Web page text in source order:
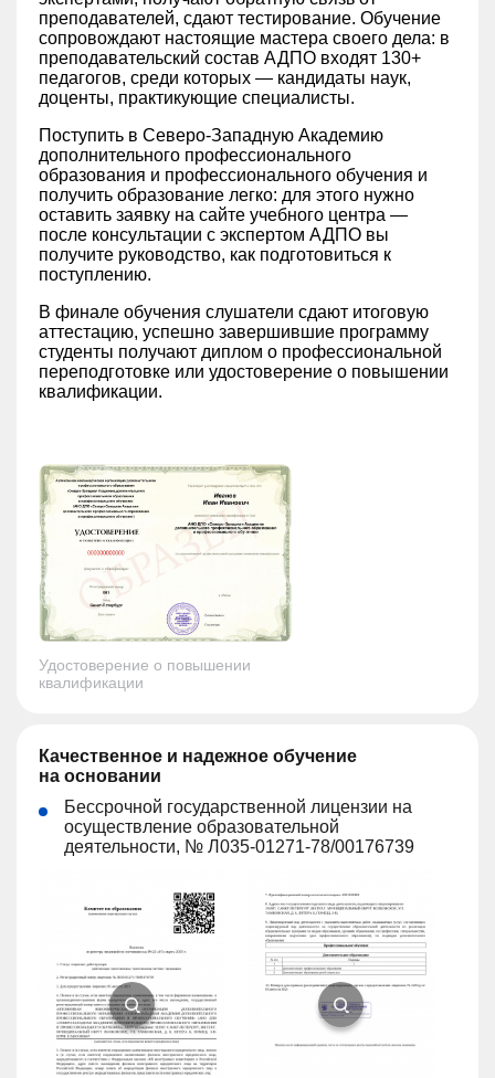
преподавателей, сдают тестирование. Обучение
сопровождают настоящие мастера своего дела: в
преподавательский состав АДПО входят 130+
педагогов, среди которых — кандидаты наук,
доценты, практикующие специалисты.
Поступить в Северо-Западную Академию
дополнительного профессионального
образования и профессионального обучения и
получить образование легко: для этого нужно
оставить заявку на сайте учебного центра —
после консультации с экспертом АДПО вы
получите руководство, как подготовиться к
поступлению.
В финале обучения слушатели сдают итоговую
аттестацию, успешно завершившие программу
студенты получают диплом о профессиональной
переподготовке или удостоверение о повышении
квалификации.
Удостоверение о повышении
квалификации
Качественное и надежное обучение
на основании
Бессрочной государственной лицензии на
осуществление образовательной
деятельности, № Л035-01271-78/00176739